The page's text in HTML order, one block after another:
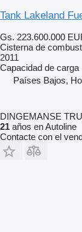
Tank Lakeland
Gs. 223.600.000
Cisterna de
2011
Capacidad de carga
Países Bajos,
DINGEMANSE
21 años en Autoline
Contacte con el